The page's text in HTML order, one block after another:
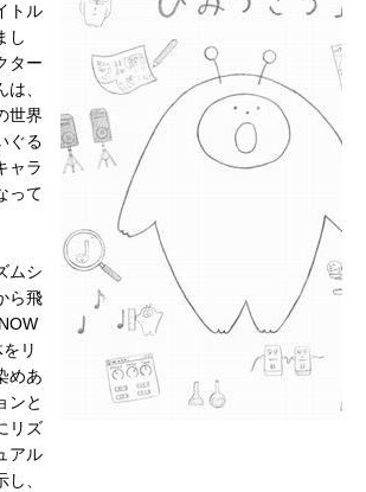
トル
し
ター
、
世界
ぐる
ャラ
って
ムシ
ら飛
リ
めあ
ンと
リズ
アル
、